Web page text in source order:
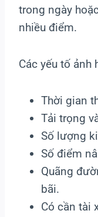
trong ngày
nhiều điểm.
Các yếu tố ảnh
Thời gian
Tải trọng
Số lượng
Số điểm
Quãng
bãi.
Có cần tài